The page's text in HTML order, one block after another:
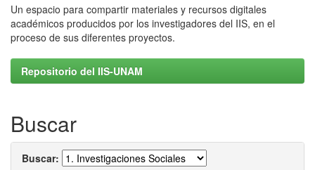
Un espacio para compartir materiales y recursos digitales
académicos producidos por los investigadores del IIS, en el
proceso de sus diferentes proyectos.
Repositorio del IIS-UNAM
Buscar
Buscar: